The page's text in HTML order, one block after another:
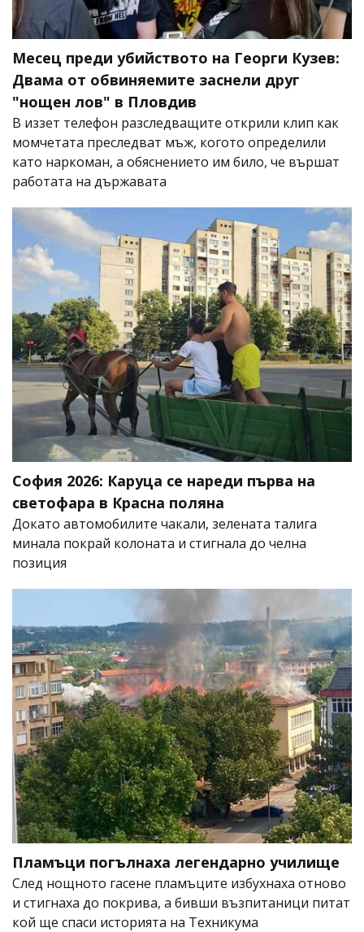
Месец преди убийството на Георги Кузев:
Двама от обвиняемите заснели друг
"нощен лов" в Пловдив
В иззет телефон разследващите открили клип как
момчетата преследват мъж, когото определили
като наркоман, а обяснението им било, че вършат
работата на държавата
София 2026: Каруца се нареди първа на
светофара в Красна поляна
Докато автомобилите чакали, зелената талига
минала покрай колоната и стигнала до челна
позиция
Пламъци погълнаха легендарно училище
След нощното гасене пламъците избухнаха отново
и стигнаха до покрива, а бивши възпитаници питат
кой ще спаси историята на Техникума